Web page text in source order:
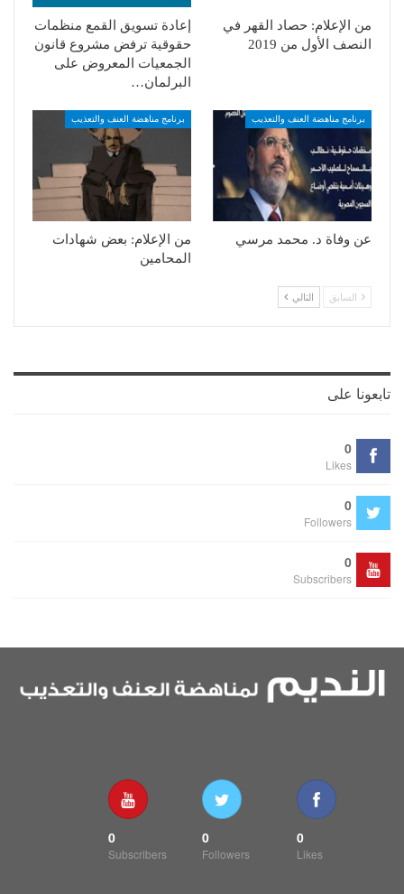
من الإعلام: حصاد القهر في
النصف الأول من 2019
إعادة تسويق القمع منظمات
حقوقية ترفض مشروع قانون
الجمعيات المعروض على
البرلمان…
برنامج مناهضة العنف والتعذيب
عن وفاة د. محمد مرسي
برنامج مناهضة العنف والتعذيب
من الإعلام: بعض شهادات
المحامين
السابق التالي
تابعونا على
0
Likes
0
Followers
0
Subscribers
0
Likes
0
Followers
0
Subscribers